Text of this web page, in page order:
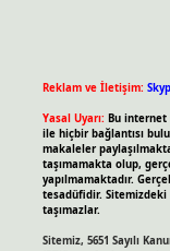
Reklam ve İletişim:
Yasal Uyarı: Bu
ile hiçbir bağlantısı
makaleler
taşımamakta olup,
yapılmamaktadır.
tesadüfidir.
taşımazlar.
Sitemiz, 5651 Sayılı